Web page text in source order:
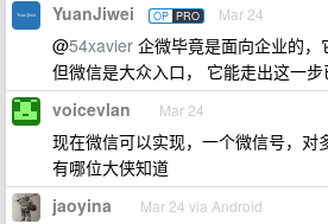
YuanJiwei OP PRO Mar 24
@54xavier 企微毕竟是面向企业的，
但微信是大众入口， 它能走出这一
voicevlan Mar 24
现在微信可以实现，一个微信号，对
有哪位大侠知道
jaoyina Mar 24 via Android